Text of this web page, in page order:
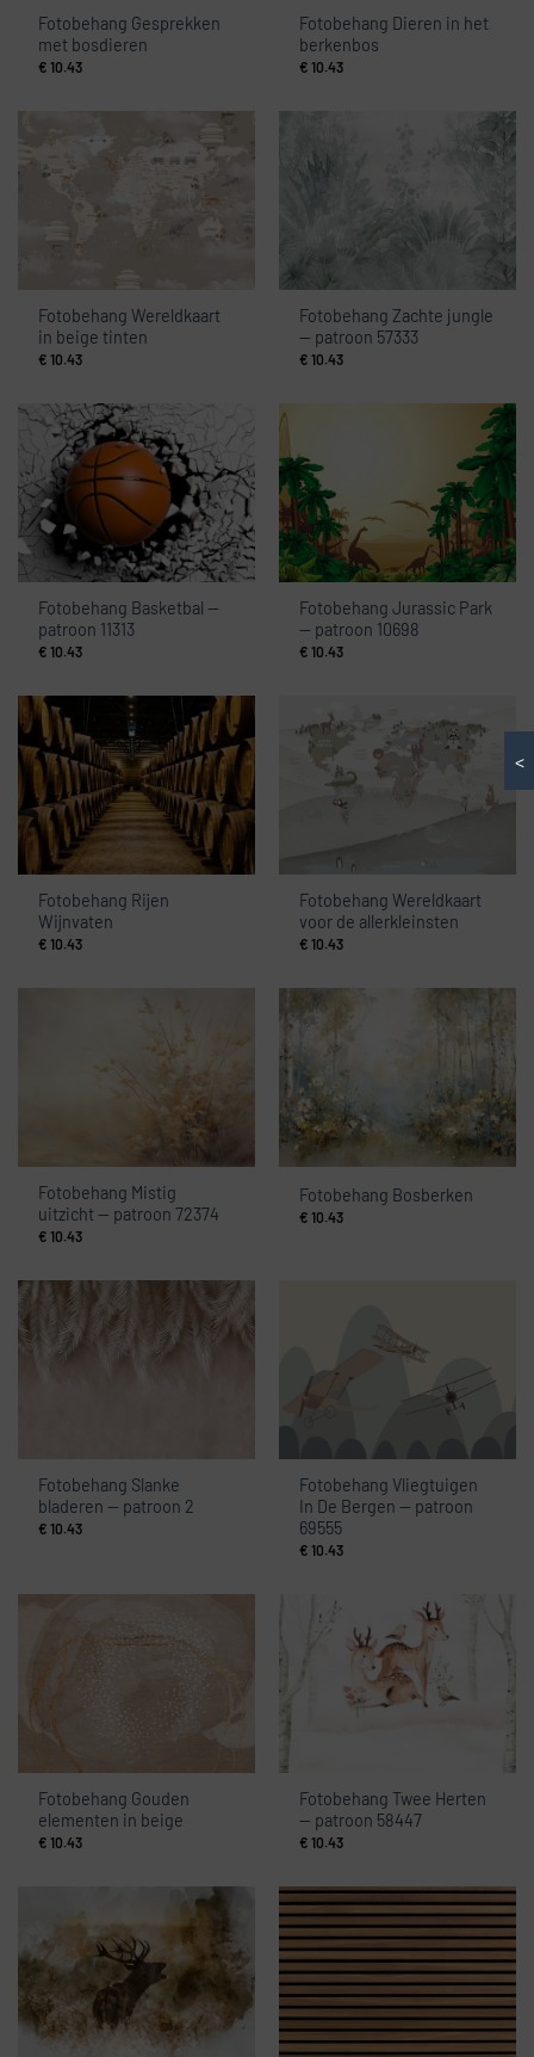
Fotobehang Gesprekken
met bosdieren
€ 10.43
Fotobehang Dieren in het
berkenbos
€ 10.43
Fotobehang Wereldkaart
in beige tinten
€ 10.43
Fotobehang Zachte jungle
— patroon 57333
€ 10.43
Fotobehang Basketbal —
patroon 11313
€ 10.43
Fotobehang Jurassic Park
— patroon 10698
€ 10.43
Fotobehang Rijen
Wijnvaten
€ 10.43
Fotobehang Wereldkaart
voor de allerkleinsten
€ 10.43
Fotobehang Mistig
uitzicht — patroon 72374
€ 10.43
Fotobehang Bosberken
€ 10.43
Fotobehang Slanke
bladeren — patroon 2
€ 10.43
Fotobehang Vliegtuigen
In De Bergen — patroon
69555
€ 10.43
Fotobehang Gouden
elementen in beige
€ 10.43
Fotobehang Twee Herten
— patroon 58447
€ 10.43
<